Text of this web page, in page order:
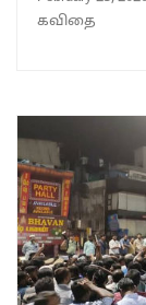
கவிதை